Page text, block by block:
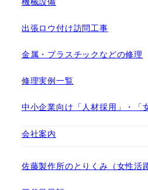
出張ロウ付け訪問工事
金属・プラスチックなどの修理
修理実例一覧
中小企業向け「人材採用」・「
会社案内
佐藤製作所のとりくみ（女性活